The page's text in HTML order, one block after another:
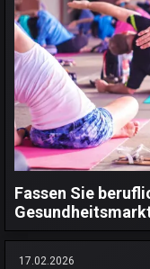
Fassen Sie
17.02.2026